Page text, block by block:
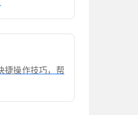
捷操作技巧，帮